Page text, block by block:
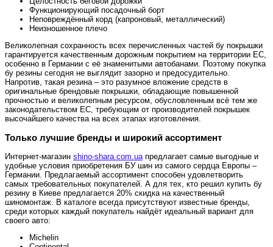
Функционирующий посадочный борт
Неповреждённый корд (капроновый, металлический)
Неизношенное плечо
Великолепная сохранность всех перечисленных частей бу покрышки
гарантируется качественным дорожным покрытием на территории ЕС,
особенно в Германии с её знаменитыми автобанами. Поэтому покупка
бу резины сегодня не выглядит зазорно и предосудительно.
Напротив, такая резина – это разумное вложение средств в
оригинальные брендовые покрышки, обладающие повышенной
прочностью и великолепным ресурсом, обусловленным всё тем же
законодательством ЕС, требующим от производителей покрышек
высочайшего качества на всех этапах изготовления.
Только лучшие бренды и широкий ассортимент
Интернет-магазин shino-shara.com.uaпредлагает самые выгодные и
удобные условия приобретения БУ шин из самого сердца Европы –
Германии. Предлагаемый ассортимент способен удовлетворить
самых требовательных покупателей. А для тех, кто решил купить бу
резину в Киеве предлагается 20% скидка на качественный
шиномонтаж. В каталоге всегда присутствуют известные бренды,
среди которых каждый покупатель найдёт идеальный вариант для
своего авто:
Michelin